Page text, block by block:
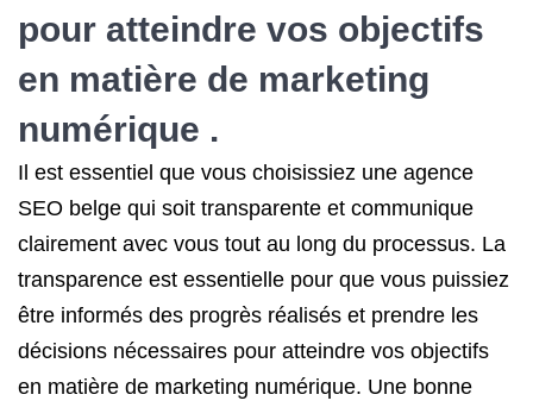
pour atteindre vos objectifs
en matière de marketing
numérique .
Il est essentiel que vous choisissiez une agence
SEO belge qui soit transparente et communique
clairement avec vous tout au long du processus. La
transparence est essentielle pour que vous puissiez
être informés des progrès réalisés et prendre les
décisions nécessaires pour atteindre vos objectifs
en matière de marketing numérique. Une bonne